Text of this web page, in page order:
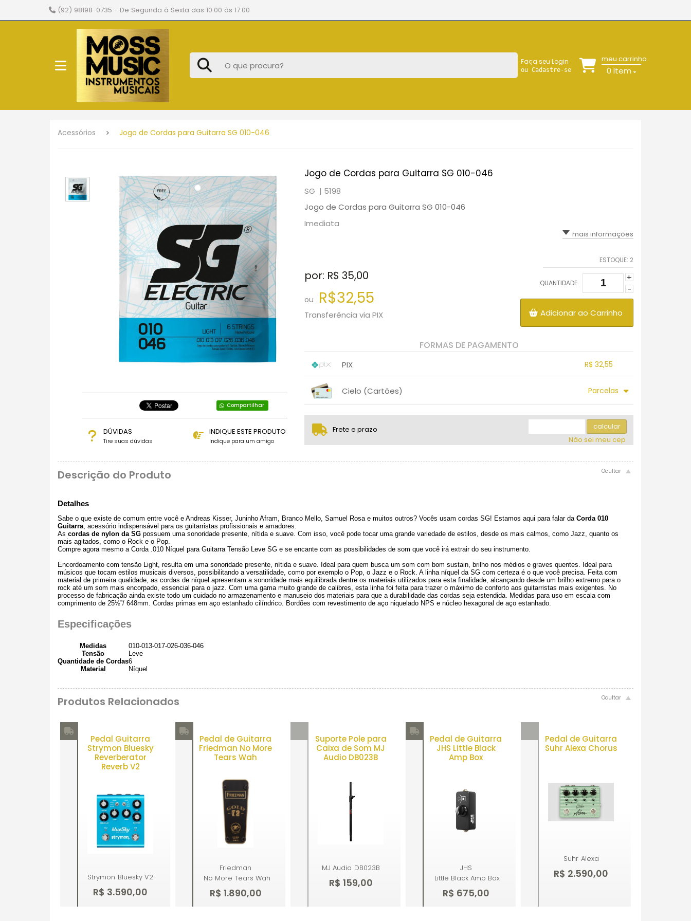
(92) 98198-0735 - De Segunda à Sexta das 10:00 às 17:00
Faça seu Login
ou Cadastre-se
meu carrinho
0 Item
Acessórios Jogo de Cordas para Guitarra SG 010-046
Compartilhar
DÚVIDAS
Tire suas dúvidas
INDIQUE ESTE PRODUTO
Indique para um amigo
Jogo de Cordas para Guitarra SG 010-046
SG | 5198
Jogo de Cordas para Guitarra SG 010-046
Imediata
mais informações
por: R$ 35,00
ou R$32,55
Transferência via PIX
ESTOQUE: 2
QUANTIDADE
+
-
Adicionar ao Carrinho
FORMAS DE PAGAMENTO
PIX
R$ 32,55
Cielo (Cartões)
Parcelas
... ...
Frete e prazo
calcular
Não sei meu cep
Descrição do Produto
Detalhes
Sabe o que existe de comum entre você e Andreas Kisser, Juninho Afram, Branco Mello, Samuel Rosa e muitos outros? Vocês usam cordas SG! Estamos aqui para falar da Corda 010
Guitarra , acessório indispensável para os guitarristas profissionais e amadores.
As cordas de nylon da SG possuem uma sonoridade presente, nítida e suave. Com isso, você pode tocar uma grande variedade de estilos, desde os mais calmos, como Jazz, quanto os
mais agitados, como o Rock e o Pop.
Compre agora mesmo a Corda .010 Níquel para Guitarra Tensão Leve SG e se encante com as possibilidades de som que você irá extrair do seu instrumento.
Encordoamento com tensão Light, resulta em uma sonoridade presente, nítida e suave. Ideal para quem busca um som com bom sustain, brilho nos médios e graves quentes. Ideal para
músicos que tocam estilos musicais diversos, possibilitando a versatilidade, como por exemplo o Pop, o Jazz e o Rock. A linha níquel da SG com certeza é o que você precisa. Feita com
material de primeira qualidade, as cordas de níquel apresentam a sonoridade mais equilibrada dentre os materiais utilizados para esta finalidade, alcançando desde um brilho extremo para o
rock até um som mais encorpado, essencial para o jazz. Com uma gama muito grande de calibres, esta linha foi feita para trazer o máximo de conforto aos guitarristas mais exigentes. No
processo de fabricação ainda existe todo um cuidado no armazenamento e manuseio dos materiais para que a durabilidade das cordas seja estendida. Medidas para uso em escala com
comprimento de 25½”/ 648mm. Cordas primas em aço estanhado cilíndrico. Bordões com revestimento de aço niquelado NPS e núcleo hexagonal de aço estanhado.
Especificações
Medidas
010-013-017-026-036-046
Tensão
Leve
Quantidade de Cordas6
Material
Níquel
Produtos Relacionados
Pedal Guitarra
Strymon Bluesky
Reverberator
Reverb V2
Strymon Bluesky V2
R$ 3.590,00
Pedal de Guitarra
Friedman No More
Tears Wah
Friedman
No More Tears Wah
R$ 1.890,00
Suporte Pole para
Caixa de Som MJ
Audio DB023B
MJ Audio DB023B
R$ 159,00
Pedal de Guitarra
JHS Little Black
Amp Box
JHS
Little Black Amp Box
R$ 675,00
Pedal de Guitarra
Suhr Alexa Chorus
Suhr Alexa
R$ 2.590,00